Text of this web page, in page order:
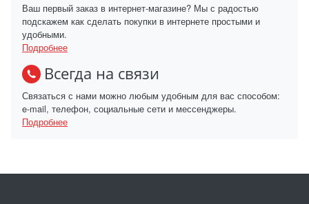
Ваш первый заказ в интернет-магазине? Мы с радостью
подскажем как сделать покупки в интернете простыми и
удобными.
Подробнее
Всегда на связи
Связаться с нами можно любым удобным для вас способом:
e-mail, телефон, социальные сети и мессенджеры.
Подробнее